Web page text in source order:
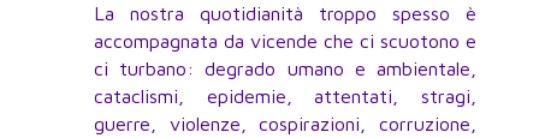
La nostra quotidianità troppo spesso è
accompagnata da vicende che ci scuotono e
ci turbano: degrado umano e ambientale,
cataclismi, epidemie, attentati, stragi,
guerre, violenze, cospirazioni, corruzione,